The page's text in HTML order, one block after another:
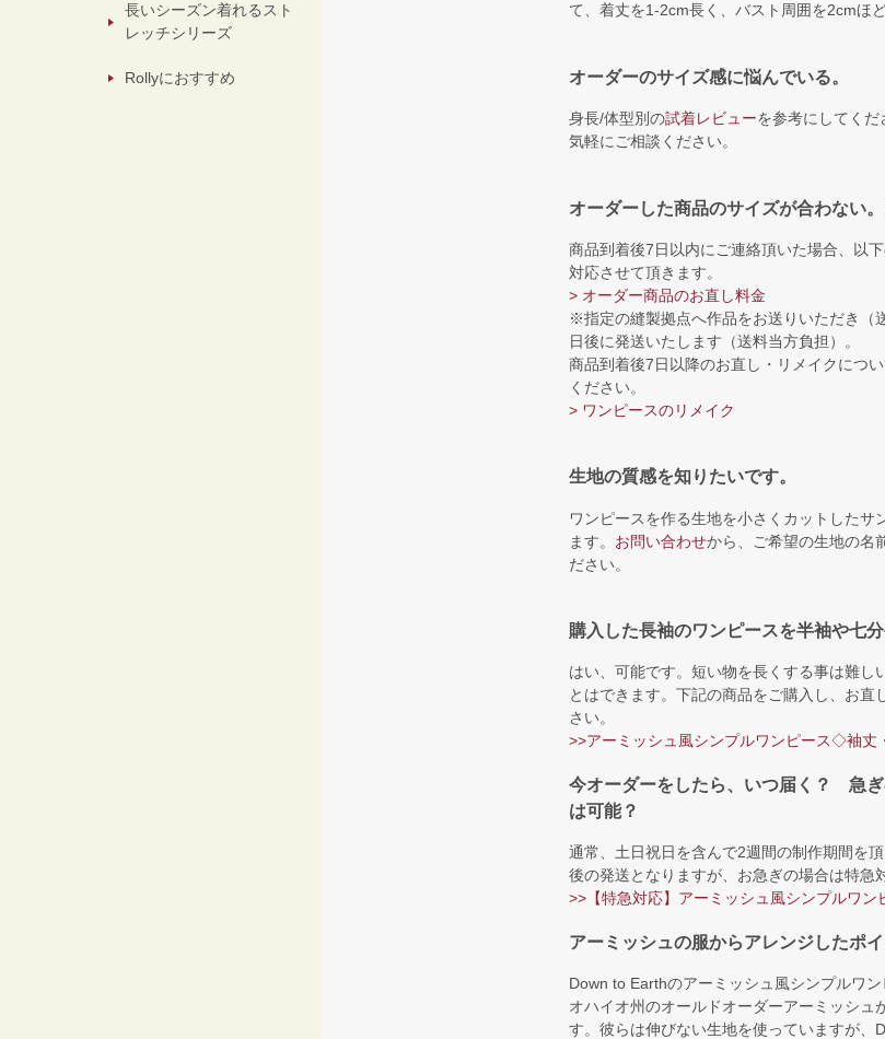
て、着丈を1-2cm長く、バスト周囲を2cmほ
オーダーのサイズ感に悩んでいる。
身長/体型別の試着レビューを参考にしてくだ
気軽にご相談ください。
オーダーした商品のサイズが合わない
商品到着後7日以内にご連絡頂いた場合、以
対応させて頂きます。
> オーダー商品のお直し料金
※指定の縫製拠点へ作品をお送りいただき（
日後に発送いたします（送料当方負担）。
商品到着後7日以降のお直し・リメイクにつ
ください。
> ワンピースのリメイク
生地の質感を知りたいです。
ワンピースを作る生地を小さくカットしたサ
ます。 お問い合わせから、ご希望の生地の名
ださい。
購入した長袖のワンピースを半袖や七
はい、可能です。短い物を長くする事は難し
とはできます。下記の商品をご購入し、お直
さい。
>>アーミッシュ風シンプルワンピース◇袖丈
今オーダーをしたら、いつ届く？ 急
は可能？
通常、土日祝日を含んで2週間の制作期間を
後の発送となりますが、お急ぎの場合は特急
>>【特急対応】アーミッシュ風シンプルワ
アーミッシュの服からアレンジしたポ
Down to Earthのアーミッシュ風シンプルワン
オハイオ州のオールドオーダーアーミッシュ
す。彼らは伸びない生地を使っていますが、
長いシーズン着れるスト
レッチシリーズ
Rollyにおすすめ